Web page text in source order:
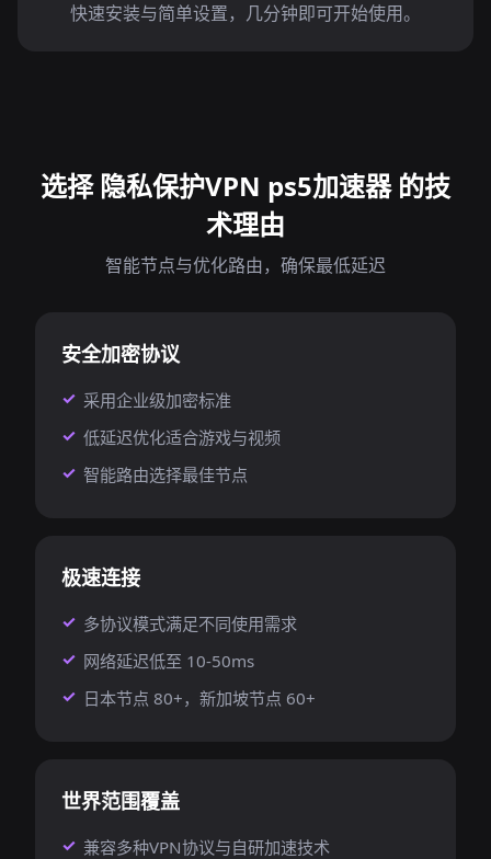
快速安装与简单设置，几分钟即可开始使用。
选择 隐私保护VPN ps5加速器 的技
术理由
智能节点与优化路由，确保最低延迟
安全加密协议
采用企业级加密标准
低延迟优化适合游戏与视频
智能路由选择最佳节点
极速连接
多协议模式满足不同使用需求
网络延迟低至 10-50ms
日本节点 80+，新加坡节点 60+
世界范围覆盖
兼容多种VPN协议与自研加速技术